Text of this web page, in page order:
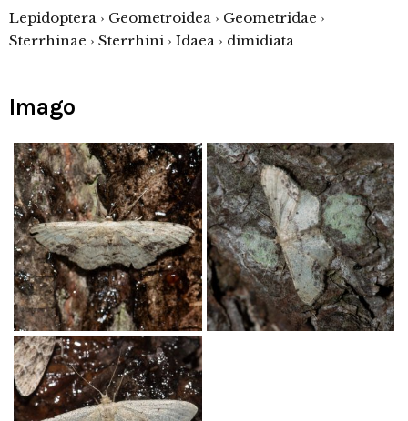
Lepidoptera › Geometroidea › Geometridae ›
Sterrhinae › Sterrhini › Idaea › dimidiata
Imago